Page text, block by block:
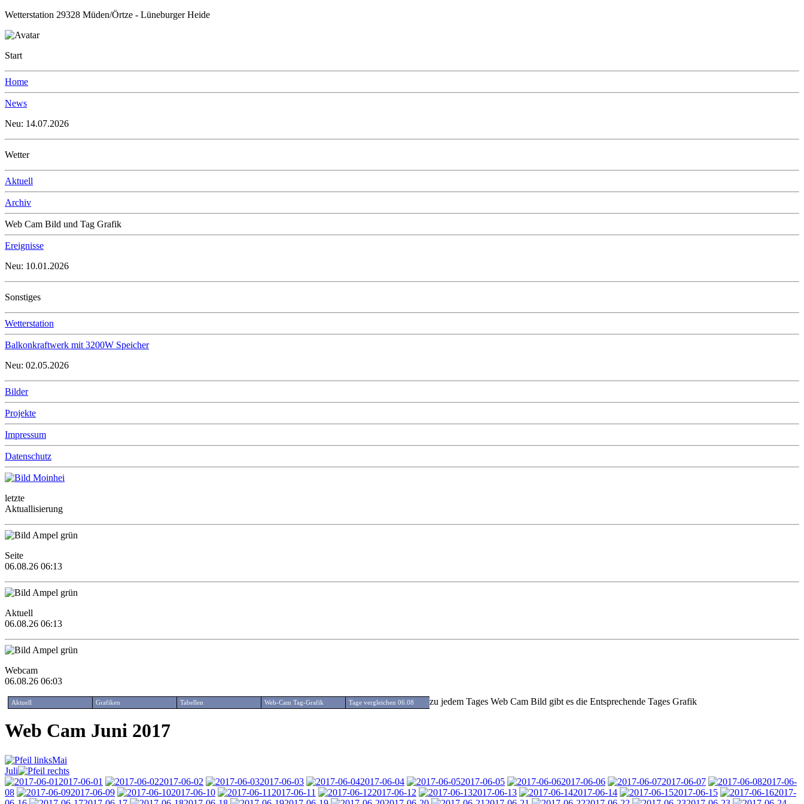
Wetterstation 29328 Müden/Örtze - Lüneburger Heide
Start
Home
News
Neu: 14.07.2026
Wetter
Aktuell
Archiv
Web Cam Bild und Tag Grafik
Ereignisse
Neu: 10.01.2026
Sonstiges
Wetterstation
Balkonkraftwerk mit 3200W Speicher
Neu: 02.05.2026
Bilder
Projekte
Impressum
Datenschutz
letzte
Aktuallisierung
Seite
06.08.26 06:13
Aktuell
06.08.26 06:13
Webcam
06.08.26 06:03
Aktuell Grafiken Tabellen Web-Cam Tag-Grafik Tage vergleichen 06.08 zu jedem Tages Web Cam Bild gibt es die Entsprechende Tages Grafik
Web Cam Juni 2017
Mai
Juli
2017-06-01
2017-06-02 2017-06-03 2017-06-04 2017-06-05 2017-06-06 2017-06-07
2017-06-
08
2017-06-09 2017-06-10 2017-06-11 2017-06-12 2017-06-13 2017-06-14 2017-06-15
2017-